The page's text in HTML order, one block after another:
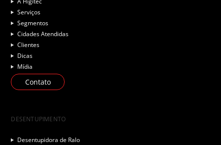
Serviços
Segmentos
Cidades Atendidas
Clientes
Dicas
Mídia
Contato
DESENTUPIMENTO
Desentupidora de Ralo